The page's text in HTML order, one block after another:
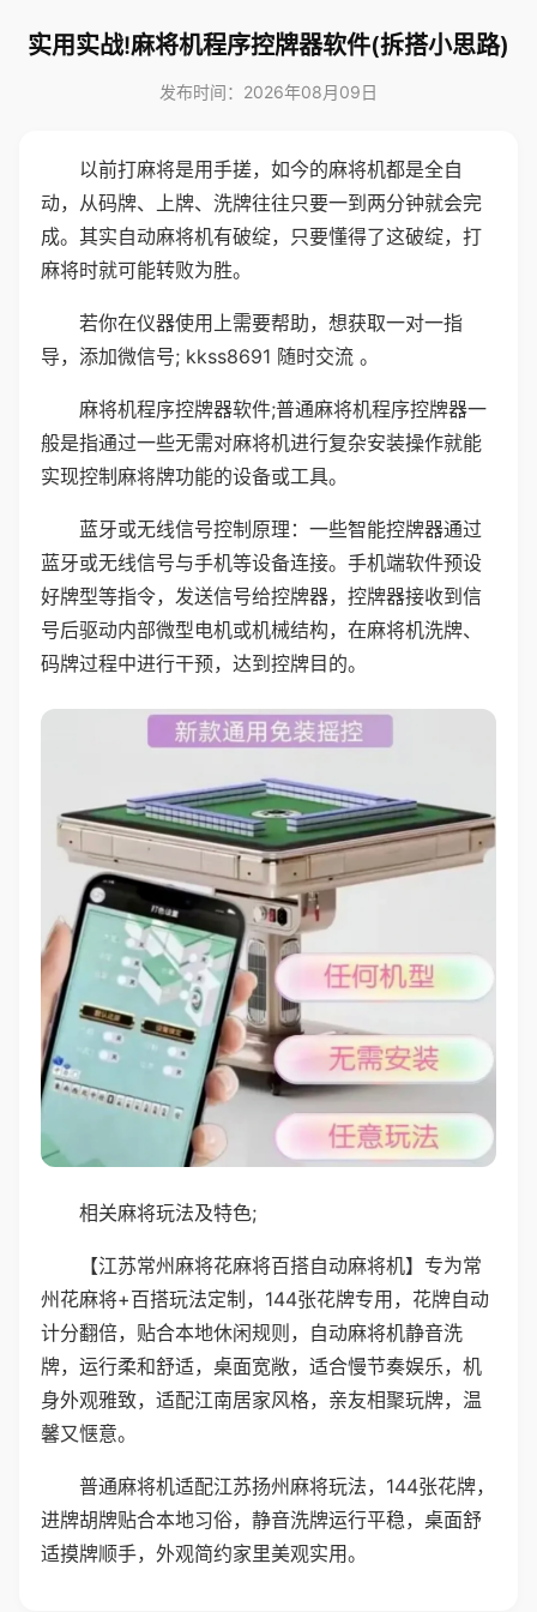
实用实战!麻将机程序控牌器软件(拆搭小思路)
发布时间：2026年08月09日
以前打麻将是用手搓，如今的麻将机都是全自
动，从码牌、上牌、洗牌往往只要一到两分钟就会完
成。其实自动麻将机有破绽，只要懂得了这破绽，打
麻将时就可能转败为胜。
若你在仪器使用上需要帮助，想获取一对一指
导，添加微信号; kkss8691 随时交流 。
麻将机程序控牌器软件;普通麻将机程序控牌器一
般是指通过一些无需对麻将机进行复杂安装操作就能
实现控制麻将牌功能的设备或工具。
蓝牙或无线信号控制原理：一些智能控牌器通过
蓝牙或无线信号与手机等设备连接。手机端软件预设
好牌型等指令，发送信号给控牌器，控牌器接收到信
号后驱动内部微型电机或机械结构，在麻将机洗牌、
码牌过程中进行干预，达到控牌目的。
相关麻将玩法及特色;
【江苏常州麻将花麻将百搭自动麻将机】专为常
州花麻将+百搭玩法定制，144张花牌专用，花牌自动
计分翻倍，贴合本地休闲规则，自动麻将机静音洗
牌，运行柔和舒适，桌面宽敞，适合慢节奏娱乐，机
身外观雅致，适配江南居家风格，亲友相聚玩牌，温
馨又惬意。
普通麻将机适配江苏扬州麻将玩法，144张花牌，
进牌胡牌贴合本地习俗，静音洗牌运行平稳，桌面舒
适摸牌顺手，外观简约家里美观实用。